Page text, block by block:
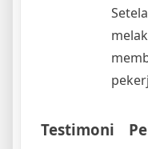
Testimoni